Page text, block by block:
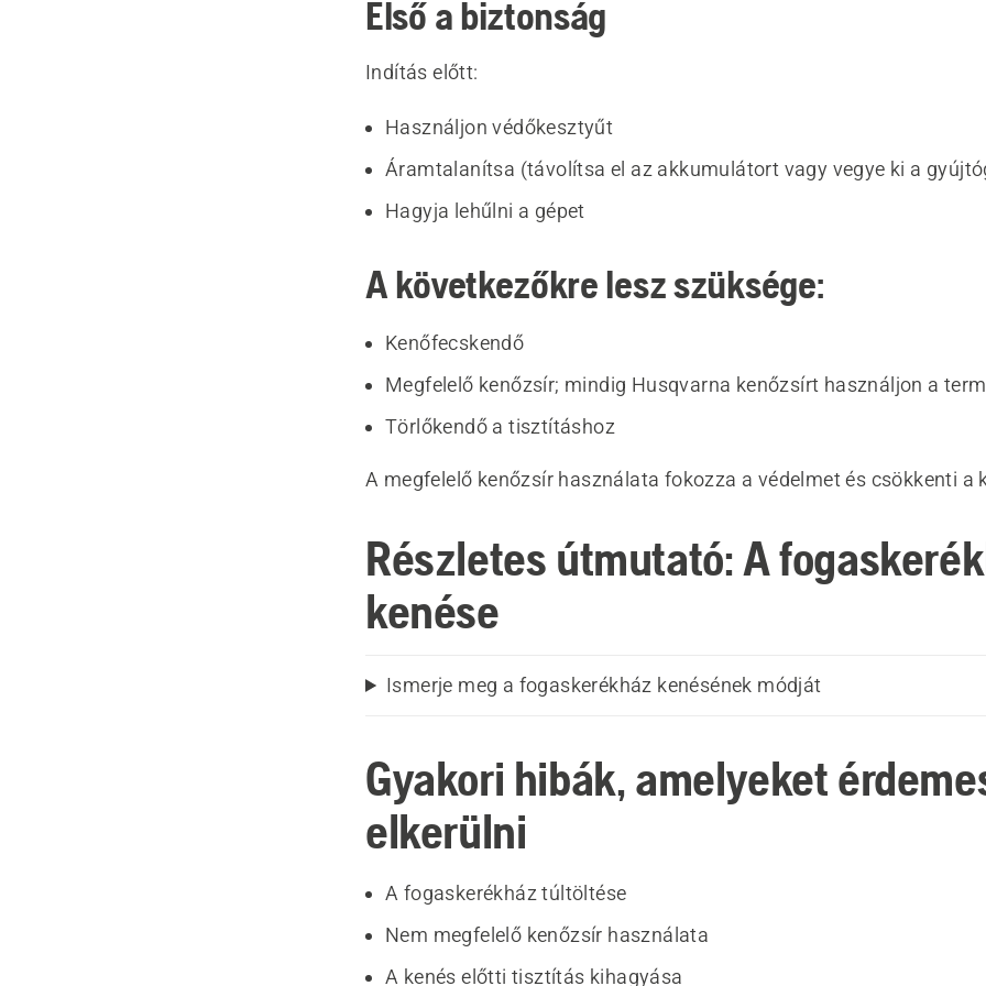
Első a biztonság
Indítás előtt:
Használjon védőkesztyűt
Áramtalanítsa (távolítsa el az akkumulátort vagy vegye ki a
Hagyja lehűlni a gépet
A következőkre lesz szüksége:
Kenőfecskendő
Megfelelő kenőzsír; mindig Husqvarna kenőzsírt használjon a
Törlőkendő a tisztításhoz
A megfelelő kenőzsír használata fokozza a védelmet és csökkenti a
Részletes útmutató: A
kenése
Ismerje meg a fogaskerékház kenésének módját
Gyakori hibák, amelyeket
elkerülni
A fogaskerékház túltöltése
Nem megfelelő kenőzsír használata
A kenés előtti tisztítás kihagyása